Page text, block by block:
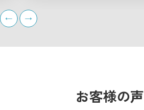
お客様の声